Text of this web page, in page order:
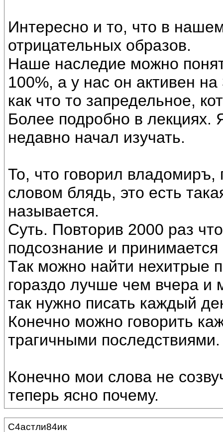
Интересно и то, что в
отрицательных образов.
Наше наследие можно
100%, а у нас он активен
как что то запредельное,
Более подробно в лекциях.
недавно начал изучать.
То, что говорил владомиръ,
словом блядь, это есть
называется.
Суть. Повторив 2000 раз
подсознание и
Так можно найти нехитрые
гораздо лучше чем вчера и
так нужно писать каждый
Конечно можно говорить
трагичными последствиями.
Конечно мои слова не
теперь ясно почему.
С4астли84ик